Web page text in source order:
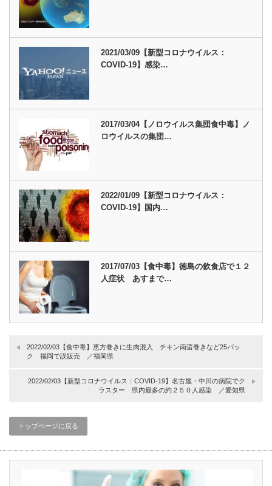
2021/03/09【新型コロナウイルス：
COVID-19】感染…
2017/03/04【ノロウイルス集団食中毒】ノ
ロウイルスの集団…
2022/01/09【新型コロナウイルス：
COVID-19】国内…
2017/07/03【食中毒】徳島の飲食店で１２
人症状 あすまで…
2022/02/03【食中毒】恵方巻きに生肉混入 チキン南蛮巻きなど25パッ
ク 福岡で誤販売 ／福岡県
2022/02/03【新型コロナウイルス：COVID-19】名古屋・中川の病院でク
ラスター 県内最多の約２５０人感染 ／愛知県
トップページに戻る